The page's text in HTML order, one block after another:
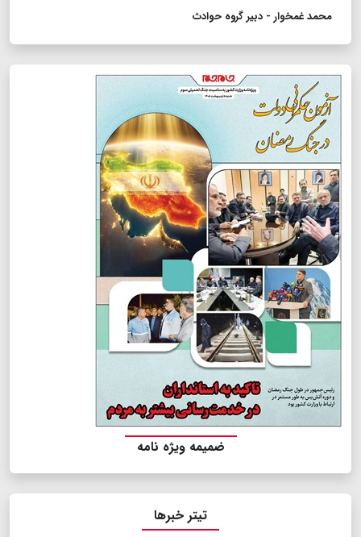
محمد غمخوار - دبیر گروه حوادث
ضمیمه ویژه نامه
تیتر خبرها